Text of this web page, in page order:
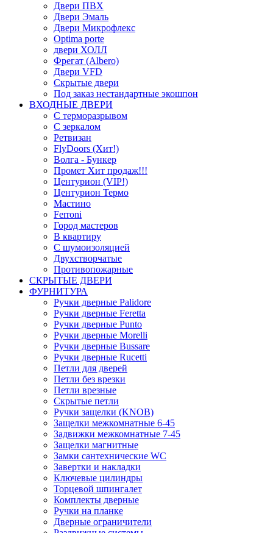
Двери ПВХ
Двери Эмаль
Двери Микрофлекс
Optima porte
двери ХОЛЛ
Фрегат (Albero)
Двери VFD
Скрытые двери
Под заказ нестандартные экошпон
ВХОДНЫЕ ДВЕРИ
С терморазрывом
С зеркалом
Ретвизан
FlyDoors (Хит!)
Волга - Бункер
Промет Хит продаж!!!
Центурион (VIP!)
Центурион Термо
Мастино
Ferroni
Город мастеров
В квартиру
С шумоизоляцией
Двухстворчатые
Противопожарные
СКРЫТЫЕ ДВЕРИ
ФУРНИТУРА
Ручки дверные Palidore
Ручки дверные Feretta
Ручки дверные Punto
Ручки дверные Morelli
Ручки дверные Bussare
Ручки дверные Rucetti
Петли для дверей
Петли без врезки
Петли врезные
Скрытые петли
Ручки защелки (KNOB)
Защелки межкомнатные 6-45
Задвижки межкомнатные 7-45
Защелки магнитные
Замки сантехнические WC
Завертки и накладки
Ключевые цилиндры
Торцевой шпингалет
Комплекты дверные
Ручки на планке
Дверные ограничители